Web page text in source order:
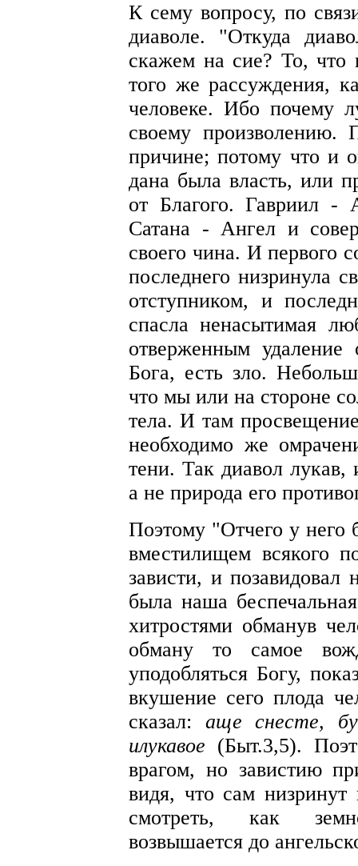
К сему вопросу, по
диаволе. "Откуда
скажем на сие? То, что
того же рассуждения,
человеке. Ибо почему
своему
причине; потому что и
дана была власть, или
от Благого. Гавриил -
Сатана - Ангел и
своего чина. И первого
последнего низринула
отступником, и
спасла ненасытимая
отверженным
Бога, есть зло.
что мы или на стороне
тела. И там
необходимо же
тени. Так диавол лукав,
а не природа его
Поэтому "Отчего у него
вместилищем всякого
зависти, и
была наша
хитростями обманув
обману то самое
уподобляться Богу,
вкушение сего плода
сказал: аще снесте,
илукавое (Быт.3,5).
врагом, но завистию
видя, что сам
смотреть, как
возвышается до